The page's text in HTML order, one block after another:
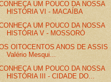
UM POUCO DA NOSSA
HISTÓRIA VI - MACAÍBA
UM POUCO DA NOSSA
HISTÓRIA V - MOSSORÓ
OITOCENTOS ANOS DE ASSIS
Valério Mesqui...
UM POUCO DA NOSSA
HISTÓRIA III - CIDADE DO...